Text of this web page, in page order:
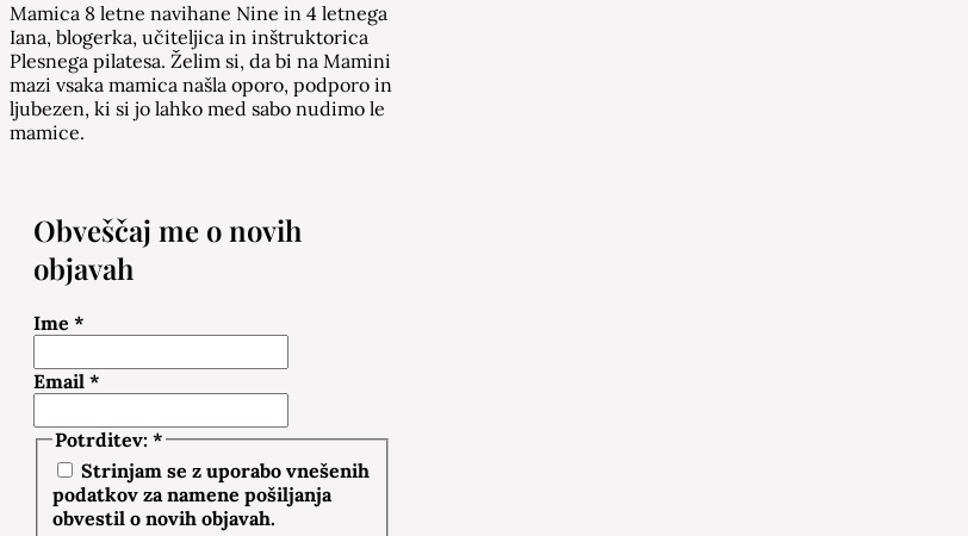
Mamica 8 letne navihane Nine in 4 letnega
Iana, blogerka, učiteljica in inštruktorica
Plesnega pilatesa. Želim si, da bi na Mamini
mazi vsaka mamica našla oporo, podporo in
ljubezen, ki si jo lahko med sabo nudimo le
mamice.
Obveščaj me o novih
objavah
Ime *
Email *
Potrditev: *
Strinjam se z uporabo vnešenih
podatkov za namene pošiljanja
obvestil o novih objavah.